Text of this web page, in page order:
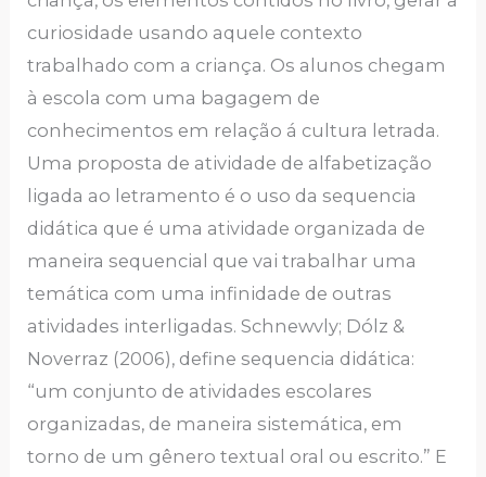
curiosidade usando aquele contexto
trabalhado com a criança. Os alunos chegam
à escola com uma bagagem de
conhecimentos em relação á cultura letrada.
Uma proposta de atividade de alfabetização
ligada ao letramento é o uso da sequencia
didática que é uma atividade organizada de
maneira sequencial que vai trabalhar uma
temática com uma infinidade de outras
atividades interligadas. Schnewvly; Dólz &
Noverraz (2006), define sequencia didática:
“um conjunto de atividades escolares
organizadas, de maneira sistemática, em
torno de um gênero textual oral ou escrito.” E